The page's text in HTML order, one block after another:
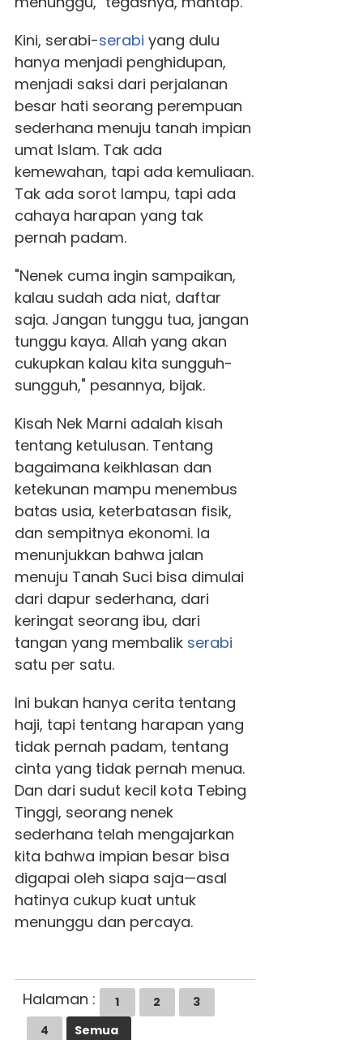
Kini, serabi-serabi yang dulu
hanya menjadi penghidupan,
menjadi saksi dari perjalanan
besar hati seorang perempuan
sederhana menuju tanah impian
umat Islam. Tak ada
kemewahan, tapi ada kemuliaan.
Tak ada sorot lampu, tapi ada
cahaya harapan yang tak
pernah padam.
"Nenek cuma ingin sampaikan,
kalau sudah ada niat, daftar
saja. Jangan tunggu tua, jangan
tunggu kaya. Allah yang akan
cukupkan kalau kita sungguh-
sungguh," pesannya, bijak.
Kisah Nek Marni adalah kisah
tentang ketulusan. Tentang
bagaimana keikhlasan dan
ketekunan mampu menembus
batas usia, keterbatasan fisik,
dan sempitnya ekonomi. Ia
menunjukkan bahwa jalan
menuju Tanah Suci bisa dimulai
dari dapur sederhana, dari
keringat seorang ibu, dari
tangan yang membalik serabi
satu per satu.
Ini bukan hanya cerita tentang
haji, tapi tentang harapan yang
tidak pernah padam, tentang
cinta yang tidak pernah menua.
Dan dari sudut kecil kota Tebing
Tinggi, seorang nenek
sederhana telah mengajarkan
kita bahwa impian besar bisa
digapai oleh siapa saja—asal
hatinya cukup kuat untuk
menunggu dan percaya.
Halaman : 1 2
3
4
Semua